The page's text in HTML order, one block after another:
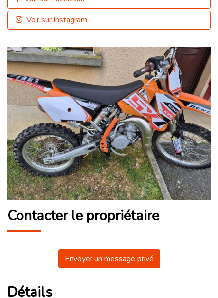
Voir sur Instagram
Contacter le propriétaire
Envoyer un message privé
Détails